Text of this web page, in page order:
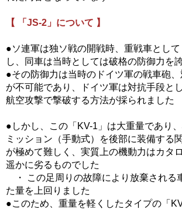
【 「JS-2」について 】
●ソ連軍は独ソ戦の開戦時、重戦車とし
し、同車は当時としては破格の防御力を
●その防御力は当時のドイツ軍の戦車砲
が不可能であり、ドイツ軍は対抗手段と
航空攻撃で撃破する方法が採られました
●しかし、この「KV-1」は大重量であり
ミッション（手動式）を後部に装備する
が極めて難しく、実質上の機動力はカタ
遥かに劣るものでした
・ この足周りの故障により放棄される
た量を上回りました
●このため、重量を軽くしたタイプの「